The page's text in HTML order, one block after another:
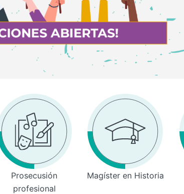
Prosecusión
profesional
Magíster en Historia